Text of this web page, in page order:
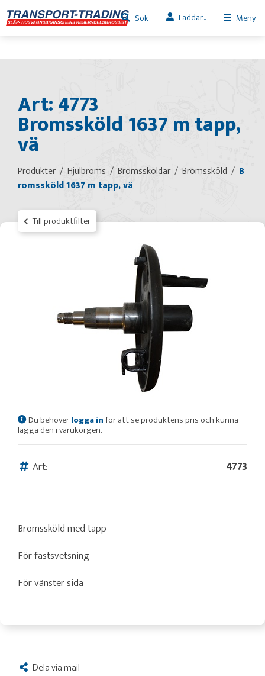
Sök Laddar... Meny
Art: 4773
Bromssköld 1637 m tapp,
vä
Produkter Hjulbroms Bromssköldar Bromssköld
B
romssköld 1637 m tapp, vä
Till produktfilter
Du behöverlogga inför att se produktens pris och kunna
lägga den i varukorgen.
Art: 4773
Bromssköld med tapp
För fastsvetsning
För vänster sida
Dela via mail